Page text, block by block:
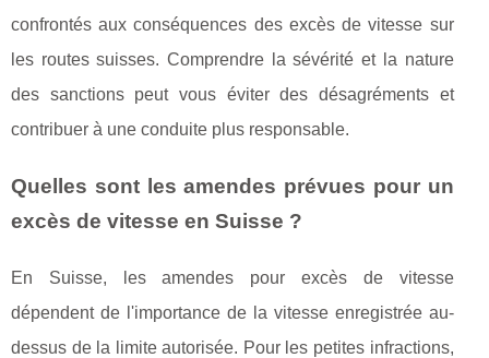
confrontés aux conséquences des excès de vitesse sur
les routes suisses. Comprendre la sévérité et la nature
des sanctions peut vous éviter des désagréments et
contribuer à une conduite plus responsable.
Quelles sont les amendes prévues pour un
excès de vitesse en Suisse ?
En Suisse, les amendes pour excès de vitesse
dépendent de l'importance de la vitesse enregistrée au-
dessus de la limite autorisée. Pour les petites infractions,